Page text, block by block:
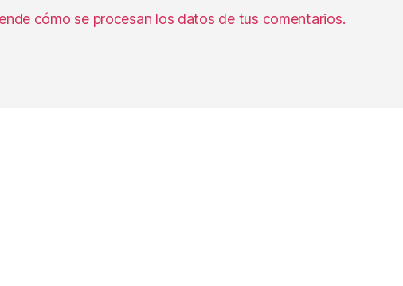
cómo se procesan los datos de tus comentarios.